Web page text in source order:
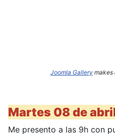
Joomla Gallery makes
Martes 08 de
Me presento a las 9h con